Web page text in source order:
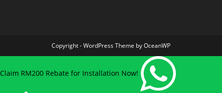
Copyright - WordPress Theme by OceanWP
Claim RM200 Rebate for Installation Now!